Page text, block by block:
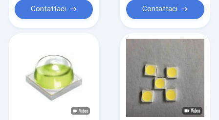
Contattaci Contattaci